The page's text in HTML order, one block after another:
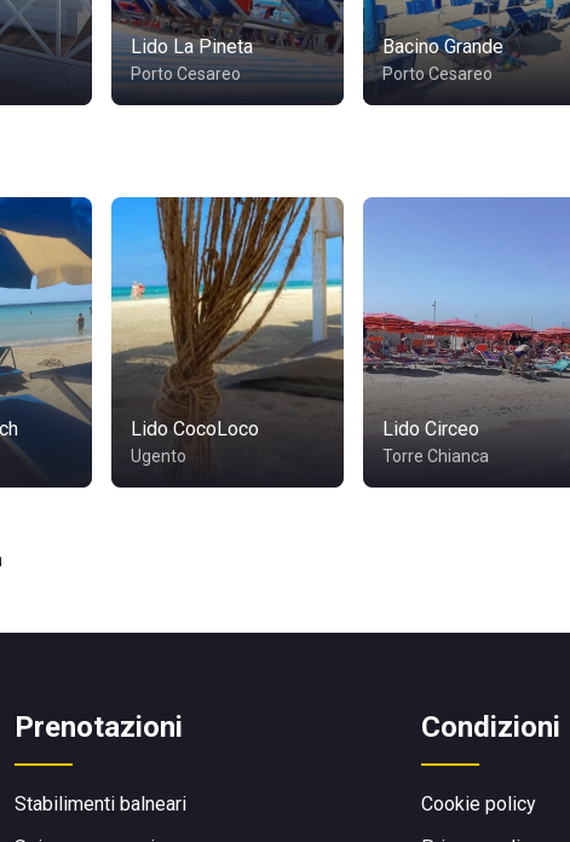
Lido La Pineta
Porto Cesareo
Bacino Grande
Porto Cesareo
Lido CocoLoco
Ugento
Lido Circeo
Torre Chianca
Prenotazioni
Stabilimenti balneari
Condizioni
Cookie policy